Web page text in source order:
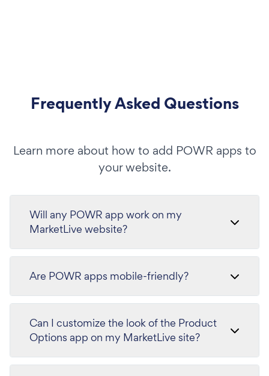
Frequently Asked Questions
Learn more about how to add POWR apps to
your website.
Will any POWR app work on my
MarketLive website?
Are POWR apps mobile-friendly?
Can I customize the look of the Product
Options app on my MarketLive site?